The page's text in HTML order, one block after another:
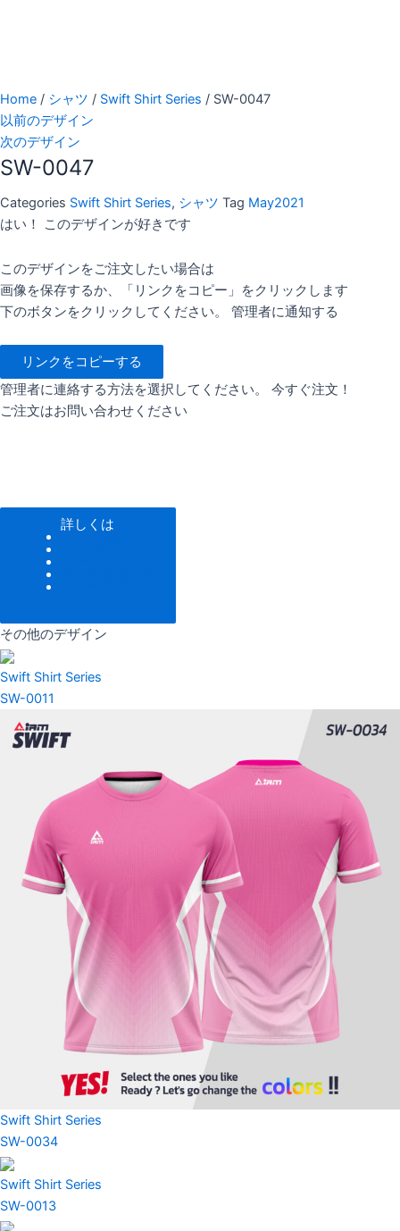
Home / シャツ / Swift Shirt Series / SW-0047
以前のデザイン
次のデザイン
SW-0047
Categories Swift Shirt Series, シャツ Tag May2021
はい！ このデザインが好きです
このデザインをご注文したい場合は
画像を保存するか、「リンクをコピー」をクリックします
下のボタンをクリックしてください。 管理者に通知する
リンクをコピーする
管理者に連絡する方法を選択してください。 今すぐ注文！
ご注文はお問い合わせください
詳しくは
その他のデザイン
Swift Shirt Series
SW-0011
Swift Shirt Series
SW-0034
Swift Shirt Series
SW-0013